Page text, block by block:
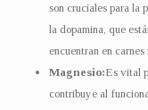
son cruciales para la
la dopamina, que
encuentran en
Magnesio:Es vital
contribuye al